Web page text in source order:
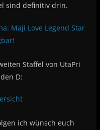
sind definitiv drin.
Maji Love Legend Star
Staffel von UtaPri
D:
ich wünsch euch